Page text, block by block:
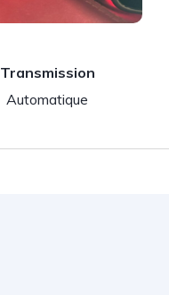
Transmission
Automatique